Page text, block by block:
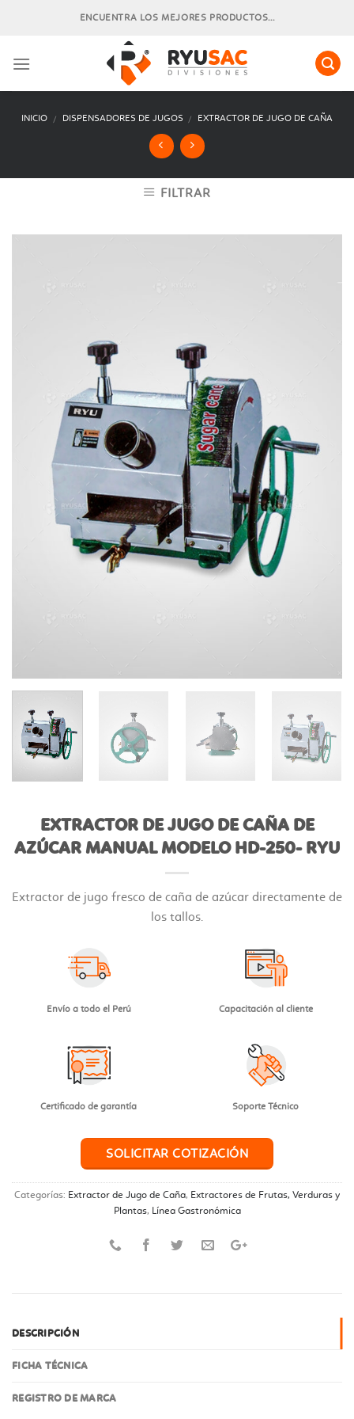
ENCUENTRA LOS MEJORES PRODUCTOS...
INICIO / DISPENSADORES DE JUGOS / EXTRACTOR DE JUGO DE CAÑA
FILTRAR
EXTRACTOR DE JUGO DE CAÑA DE
AZÚCAR MANUAL MODELO HD-250- RYU
Extractor de jugo fresco de caña de azúcar directamente de
los tallos.
Envío a todo el Perú Capacitación al cliente
Certificado de garantía Soporte Técnico
SOLICITAR COTIZACIÓN
Categorías: Extractor de Jugo de Caña, Extractores de Frutas, Verduras y
Plantas, Línea Gastronómica
DESCRIPCIÓN
FICHA TÉCNICA
REGISTRO DE MARCA